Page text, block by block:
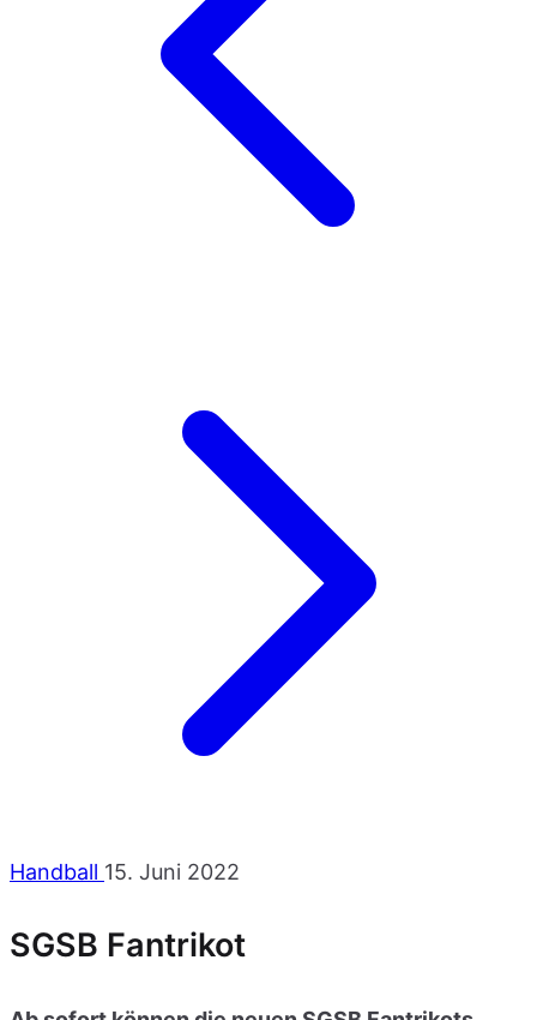
Handball 15. Juni 2022
SGSB Fantrikot